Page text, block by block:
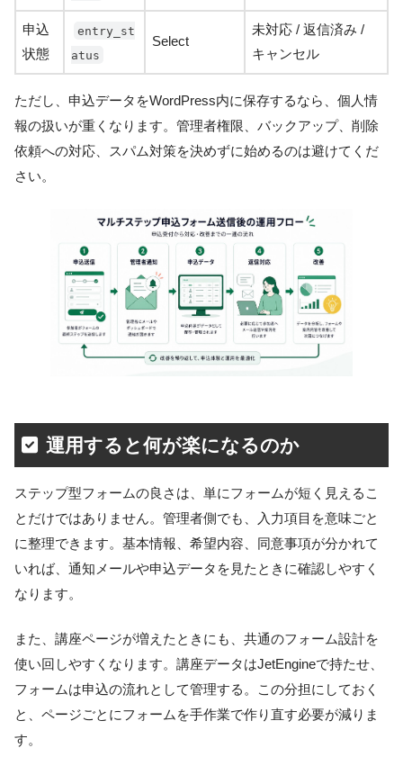
申込
状態
entry_st
atus
Select
未対応 / 返信済み /
キャンセル
ただし、申込データをWordPress内に保存するなら、個人情
報の扱いが重くなります。管理者権限、バックアップ、削除
依頼への対応、スパム対策を決めずに始めるのは避けてくだ
さい。
運用すると何が楽になるのか
ステップ型フォームの良さは、単にフォームが短く見えるこ
とだけではありません。管理者側でも、入力項目を意味ごと
に整理できます。基本情報、希望内容、同意事項が分かれて
いれば、通知メールや申込データを見たときに確認しやすく
なります。
また、講座ページが増えたときにも、共通のフォーム設計を
使い回しやすくなります。講座データはJetEngineで持たせ、
フォームは申込の流れとして管理する。この分担にしておく
と、ページごとにフォームを手作業で作り直す必要が減りま
す。